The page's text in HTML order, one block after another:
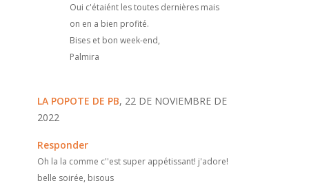
Oui c'étaiént les toutes dernières mais
on en a bien profité.
Bises et bon week-end,
Palmira
LA POPOTE DE PB, 22 DE NOVIEMBRE DE
2022
Responder
Oh la la comme c''est super appétissant! j'adore!
belle soirée, bisous